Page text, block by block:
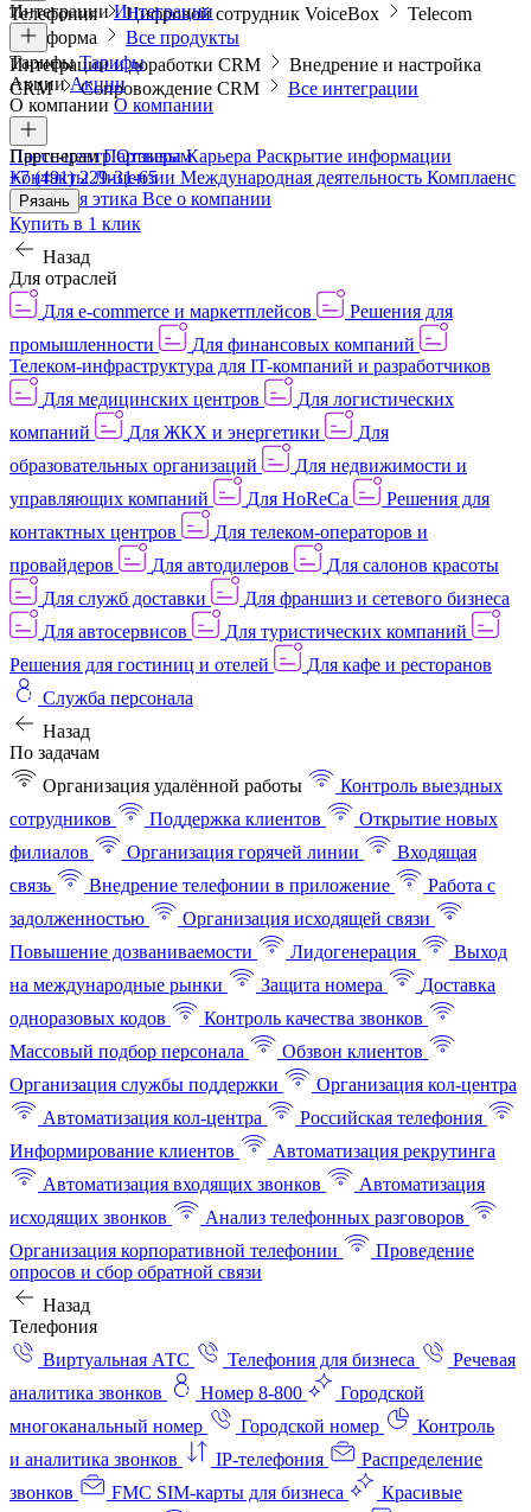
Телефония Цифровой сотрудник VoiceBox
Telecom
платформа
Все продукты
ИнтеграцииИнтеграции
Интеграции и доработки CRM
Внедрение и настройка
CRM
Сопровождение CRM Все интеграции
ТарифыТарифы
АкцииАкции
О компании О компании
Пресс-центрОтзывыКарьера Раскрытие информации
КонтактыЛицензии Международная деятельность Комплаенс
и деловая этика Все о компании
ПартнерамПартнерам
+7 (491) 229-31-65
Рязань
Купить в 1 клик
Назад
Для отраслей
Для e-commerce и маркетплейсов
Решения для
промышленности
Для финансовых компаний
Телеком-инфраструктура для IT-компаний и разработчиков
Для медицинских центров
Для логистических
компаний
Для ЖКХ и энергетики
Для
образовательных организаций
Для недвижимости и
управляющих компаний
Для HoReCa
Решения для
контактных центров
Для телеком-операторов и
провайдеров
Для автодилеров
Для салонов красоты
Для служб доставки
Для франшиз и сетевого бизнеса
Для автосервисов
Для туристических компаний
Решения для гостиниц и отелей
Для кафе и ресторанов
Служба персонала
Назад
По задачам
Организация удалённой работы
Контроль выездных
сотрудников
Поддержка клиентов
Открытие новых
филиалов
Организация горячей линии
Входящая
связь
Внедрение телефонии в приложение
Работа с
задолженностью
Организация исходящей связи
Повышение дозваниваемости
Лидогенерация
Выход
на международные рынки
Защита номера
Доставка
одноразовых кодов
Контроль качества звонков
Массовый подбор персонала
Обзвон клиентов
Организация службы поддержки
Организация кол-центра
Автоматизация кол-центра
Российская телефония
Информирование клиентов
Автоматизация рекрутинга
Автоматизация входящих звонков
Автоматизация
исходящих звонков
Анализ телефонных разговоров
Организация корпоративной телефонии
Проведение
опросов и сбор обратной связи
Назад
Телефония
Виртуальная АТС
Телефония для бизнеса
Речевая
аналитика звонков
Номер 8-800
Городской
многоканальный номер
Городской номер
Контроль
и аналитика звонков
IP-телефония
Распределение
звонков
FMC SIM-карты для бизнеса
Красивые